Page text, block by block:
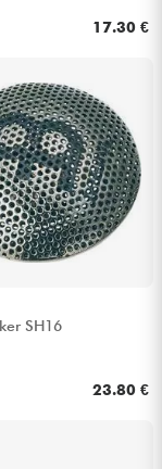
17.30 €
SH16
23.80 €